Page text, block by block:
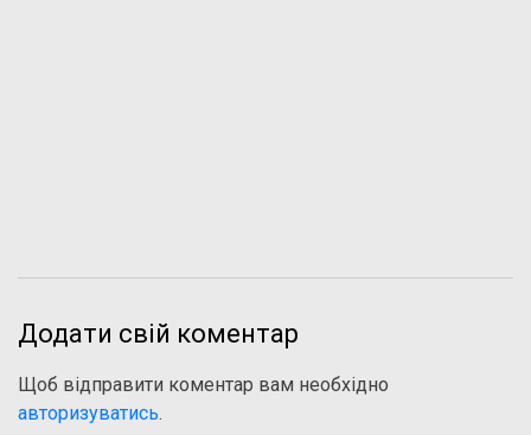
Додати свій коментар
Щоб відправити коментар вам необхідно
авторизуватись.